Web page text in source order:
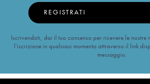
REGISTRATI
Iscrivendoti, dai il tuo consenso per ricevere le nostre
l’iscrizione in qualsiasi momento attraverso il link
messaggio.